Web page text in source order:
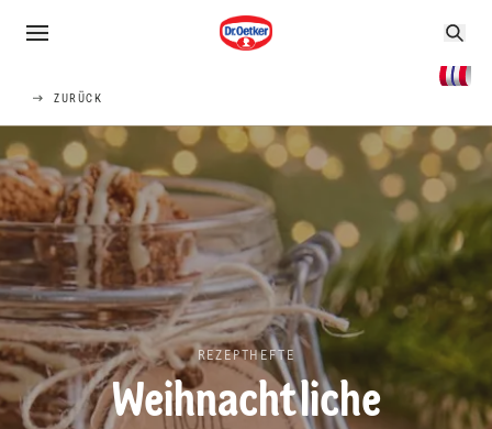
ZURÜCK
REZEPTHEFTE
Weihnachtliche